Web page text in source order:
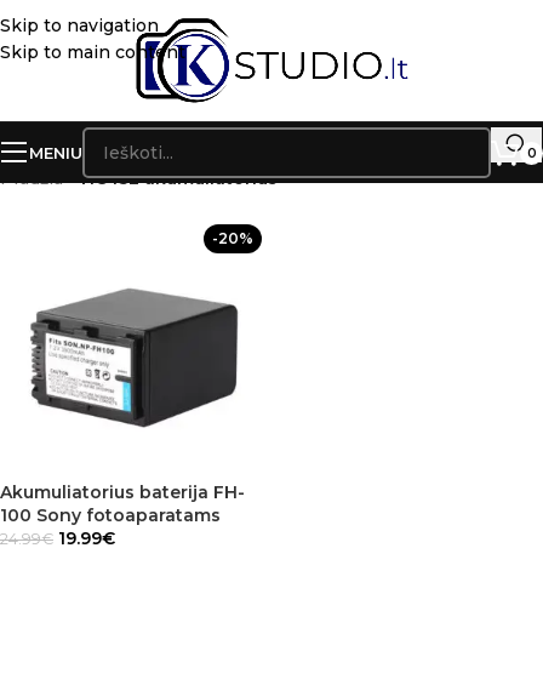
Skip to navigation
Skip to main content
MENIU 0
Pradžia»HC45E akumuliatorius
-20%
Akumuliatorius baterija FH-
100 Sony fotoaparatams
24.99€ 19.99€